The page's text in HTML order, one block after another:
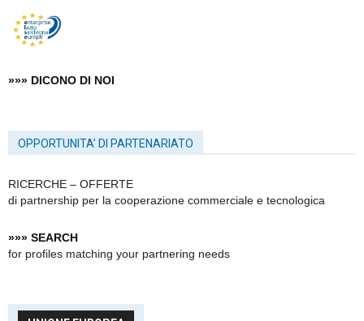
»»» DICONO DI NOI
OPPORTUNITA’ DI PARTENARIATO
RICERCHE – OFFERTE
di partnership per la cooperazione commerciale e tecnologica
»»» SEARCH
for profiles matching your partnering needs